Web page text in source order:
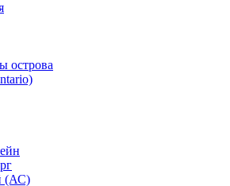
острова
(АС)